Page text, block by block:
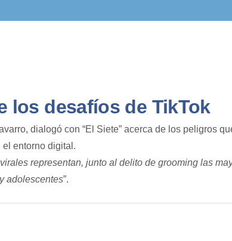
los desafíos de TikTok
dialogó con “El Siete” acerca de los peligros
entorno digital.
representan, junto al delito de grooming las
adolescentes”.